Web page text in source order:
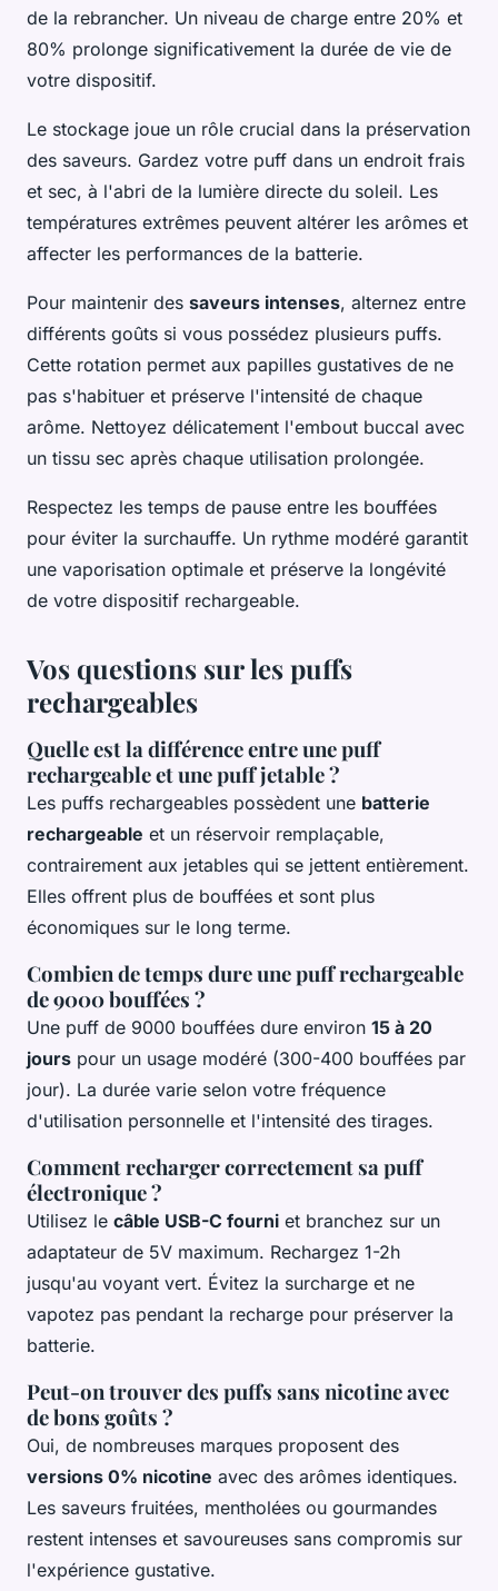
de la rebrancher. Un niveau de charge entre 20% et
80% prolonge significativement la durée de vie de
votre dispositif.
Le stockage joue un rôle crucial dans la préservation
des saveurs. Gardez votre puff dans un endroit frais
et sec, à l'abri de la lumière directe du soleil. Les
températures extrêmes peuvent altérer les arômes et
affecter les performances de la batterie.
Pour maintenir des saveurs intenses, alternez entre
différents goûts si vous possédez plusieurs puffs.
Cette rotation permet aux papilles gustatives de ne
pas s'habituer et préserve l'intensité de chaque
arôme. Nettoyez délicatement l'embout buccal avec
un tissu sec après chaque utilisation prolongée.
Respectez les temps de pause entre les bouffées
pour éviter la surchauffe. Un rythme modéré garantit
une vaporisation optimale et préserve la longévité
de votre dispositif rechargeable.
Vos questions sur les puffs
rechargeables
Quelle est la différence entre une puff
rechargeable et une puff jetable ?
Les puffs rechargeables possèdent une batterie
rechargeable et un réservoir remplaçable,
contrairement aux jetables qui se jettent entièrement.
Elles offrent plus de bouffées et sont plus
économiques sur le long terme.
Combien de temps dure une puff rechargeable
de 9000 bouffées ?
Une puff de 9000 bouffées dure environ 15 à 20
jours pour un usage modéré (300-400 bouffées par
jour). La durée varie selon votre fréquence
d'utilisation personnelle et l'intensité des tirages.
Comment recharger correctement sa puff
électronique ?
Utilisez le câble USB-C fourni et branchez sur un
adaptateur de 5V maximum. Rechargez 1-2h
jusqu'au voyant vert. Évitez la surcharge et ne
vapotez pas pendant la recharge pour préserver la
batterie.
Peut-on trouver des puffs sans nicotine avec
de bons goûts ?
Oui, de nombreuses marques proposent des
versions 0% nicotine avec des arômes identiques.
Les saveurs fruitées, mentholées ou gourmandes
restent intenses et savoureuses sans compromis sur
l'expérience gustative.